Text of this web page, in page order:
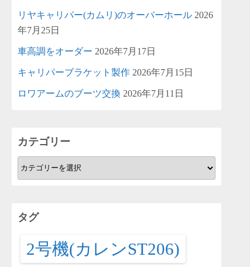
リヤキャリパー(カムリ)のオーバーホール 2026
年7月25日
車高調をオーダー 2026年7月17日
キャリパーブラケット製作 2026年7月15日
ロワアームのブーツ交換 2026年7月11日
カテゴリー
カ
テ
ー
タグ
2号機(カレンST206)